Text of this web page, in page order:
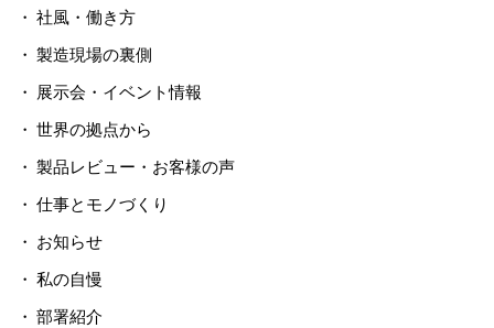
社風・働き方
製造現場の裏側
展示会・イベント情報
世界の拠点から
製品レビュー・お客様の声
仕事とモノづくり
お知らせ
私の自慢
部署紹介